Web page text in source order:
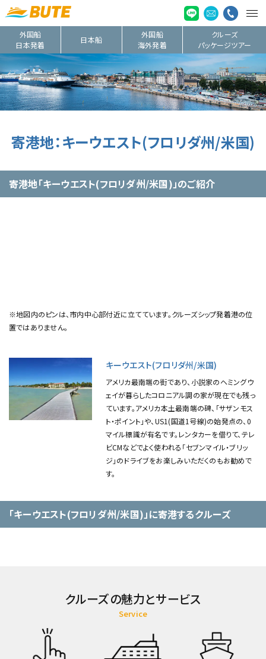
外国船
日本発着
日本船
外国船
海外発着
クルーズ
パッケージツアー
寄港地：キーウエスト(フロリダ州/米国)
寄港地「キーウエスト(フロリダ州/米国)」のご紹介
※地図内のピンは、市内中心部付近に立てています。クルーズシップ発着港の位
置ではありません。
キーウエスト(フロリダ州/米国)
アメリカ最南端の街であり、小説家のヘミングウ
ェイが暮らしたコロニアル調の家が現在でも残っ
ています。アメリカ本土最南端の碑、「サザンモス
ト・ポイント」や、US1(国道1号線)の始発点の、0
マイル標識が有名です。レンタカーを借りて、テレ
ビCMなどでよく使われる「セブンマイル・ブリッ
ジ」のドライブをお楽しみいただくのもお勧めで
す。
「キーウエスト(フロリダ州/米国)」に寄港するクルーズ
クルーズの魅力とサービス
Service